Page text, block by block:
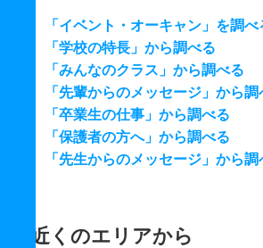
「イベント・オーキャン」を調べ
「学校の特長」から調べる
「みんなのクラス」から調べる
「先輩からのメッセージ」から調
「卒業生の仕事」から調べる
「保護者の方へ」から調べる
「先生からのメッセージ」から調
近くのエリアから